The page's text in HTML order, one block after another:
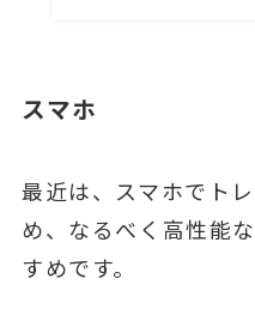
スマホ
最近は、スマホでト
め、なるべく高性能
すめです。